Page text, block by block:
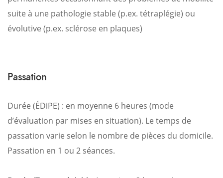
suite à une pathologie stable (p.ex. tétraplégie) ou
évolutive (p.ex. sclérose en plaques)
Passation
Durée (ÉDiPE) : en moyenne 6 heures (mode
d’évaluation par mises en situation). Le temps de
passation varie selon le nombre de pièces du domicile.
Passation en 1 ou 2 séances.